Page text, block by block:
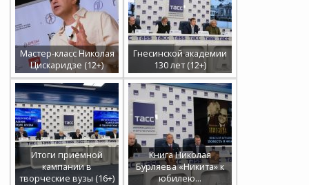
Мастер-класс Николая
Цискаридзе (12+)
Гнесинской академии
130 лет (12+)
Итоги приемной
кампании в
творческие вузы (16+)
Книга Николая
Бурляева «Никита» к
юбилею…